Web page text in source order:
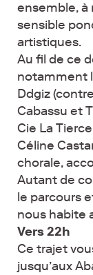
ensemble, à
sensible
artistiques.
Au fil de ce
notamment
Ddgiz
Cabassu et
Cie La
Céline
chorale,
Autant de
le parcours
nous habite
Vers 22h
Ce trajet
jusqu’aux